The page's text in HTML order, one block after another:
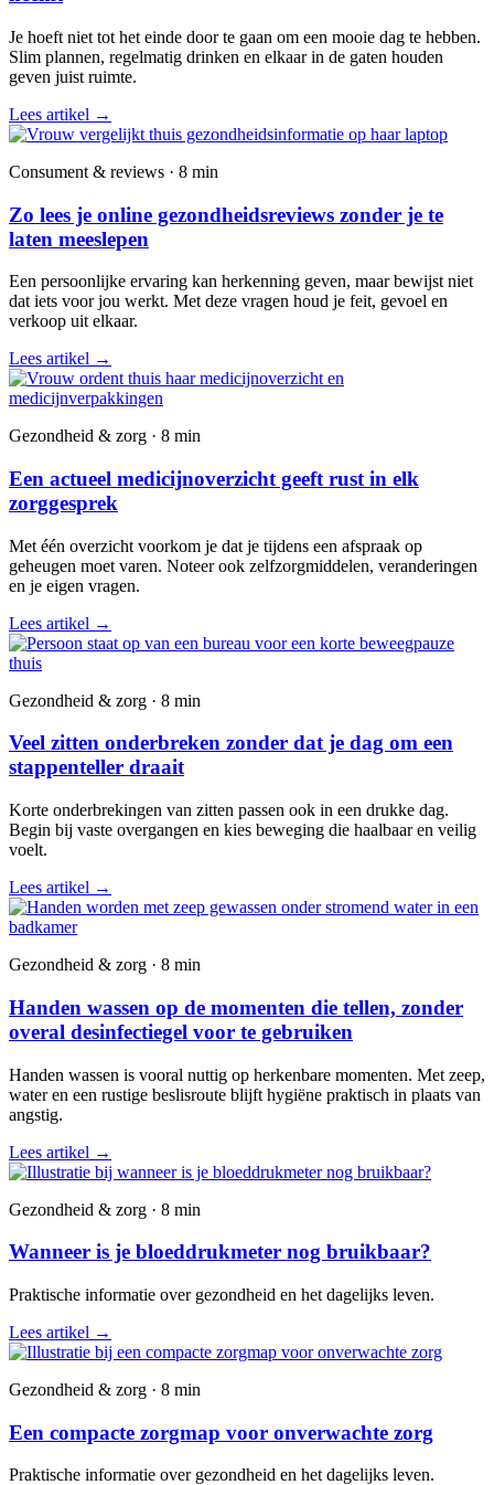
Je hoeft niet tot het einde door te gaan om een mooie dag te hebben.
Slim plannen, regelmatig drinken en elkaar in de gaten houden
geven juist ruimte.
Lees artikel →
Consument & reviews · 8 min
Zo lees je online gezondheidsreviews zonder je te
laten meeslepen
Een persoonlijke ervaring kan herkenning geven, maar bewijst niet
dat iets voor jou werkt. Met deze vragen houd je feit, gevoel en
verkoop uit elkaar.
Lees artikel →
Gezondheid & zorg · 8 min
Een actueel medicijnoverzicht geeft rust in elk
zorggesprek
Met één overzicht voorkom je dat je tijdens een afspraak op
geheugen moet varen. Noteer ook zelfzorgmiddelen, veranderingen
en je eigen vragen.
Lees artikel →
Gezondheid & zorg · 8 min
Veel zitten onderbreken zonder dat je dag om een
stappenteller draait
Korte onderbrekingen van zitten passen ook in een drukke dag.
Begin bij vaste overgangen en kies beweging die haalbaar en veilig
voelt.
Lees artikel →
Gezondheid & zorg · 8 min
Handen wassen op de momenten die tellen, zonder
overal desinfectiegel voor te gebruiken
Handen wassen is vooral nuttig op herkenbare momenten. Met zeep,
water en een rustige beslisroute blijft hygiëne praktisch in plaats van
angstig.
Lees artikel →
Gezondheid & zorg · 8 min
Wanneer is je bloeddrukmeter nog bruikbaar?
Praktische informatie over gezondheid en het dagelijks leven.
Lees artikel →
Gezondheid & zorg · 8 min
Een compacte zorgmap voor onverwachte zorg
Praktische informatie over gezondheid en het dagelijks leven.